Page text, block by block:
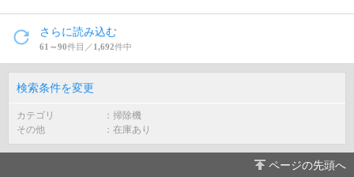
さらに読み込む
61～90件目／ 1,692件中
検索条件を変更
カテゴリ
掃除機
その他
在庫あり
ページの先頭へ